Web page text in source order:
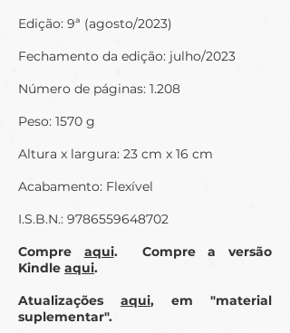
Edição: 9ª (agosto/2023)
Fechamento da edição: julho/2023
Número de páginas: 1.208
Peso: 1570 g
Altura x largura: 23 cm x 16 cm
Acabamento: Flexível
I.S.B.N.: 9786559648702
Compre aqui.
Compre a versão
Kindle aqui.
Atualizações aqui, em "material
suplementar".